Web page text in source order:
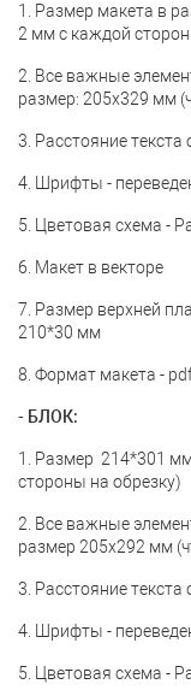
1. Размер макета в
2 мм с каждой
2. Все важные
размер: 205x329 мм
3. Расстояние
4. Шрифты -
5. Цветовая схема -
6. Макет в векторе
7. Размер верхней
210*30 мм
8. Формат макета -
- БЛОК:
1. Размер 214*301
стороны на обрезку)
2. Все важные
размер 205x292 мм
3. Расстояние
4. Шрифты -
5. Цветовая схема -